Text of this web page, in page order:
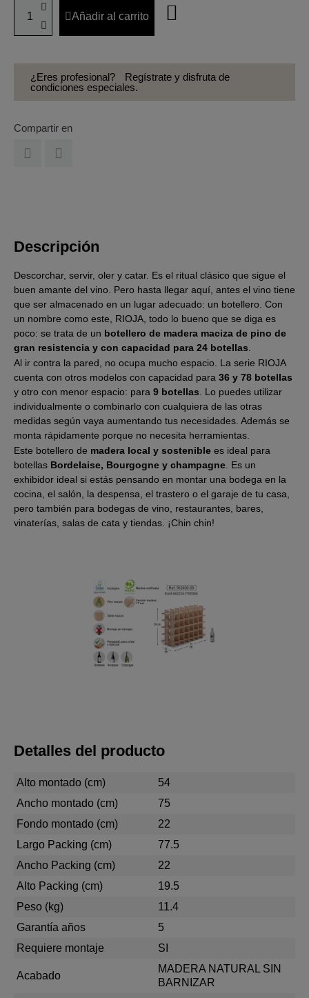
Añadir al carrito
¿Eres profesional?
Regístrate y disfruta de
condiciones especiales.
Compartir en
Descripción
Descorchar, servir, oler y catar. Es el ritual clásico que sigue el
buen amante del vino. Pero hasta llegar aquí, antes el vino tiene
que ser almacenado en un lugar adecuado: un botellero. Con
un nombre como este, RIOJA, todo lo bueno que se diga es
poco: se trata de un botellero de madera maciza de pino de
gran resistencia y con capacidad para 24 botellas
Al ir contra la pared, no ocupa mucho espacio. La serie RIOJA
cuenta con otros modelos con capacidad para 36 y 78 botellas
y otro con menor espacio: para 9 botellas . Lo puedes utilizar
individualmente o combinarlo con cualquiera de las otras
medidas según vaya aumentando tus necesidades. Además se
monta rápidamente porque no necesita herramientas.
Este botellero de madera local y sostenible es ideal para
botellas Bordelaise, Bourgogne y champagne . Es un
exhibidor ideal si estás pensando en montar una bodega en la
cocina, el salón, la despensa, el trastero o el garaje de tu casa,
pero también para bodegas de vino, restaurantes, bares,
vinaterías, salas de cata y tiendas. ¡Chin chin!
Detalles del producto
Alto montado (cm)
54
Ancho montado (cm)
75
Fondo montado (cm)
22
Largo Packing (cm)
77.5
Ancho Packing (cm)
22
Alto Packing (cm)
19.5
Peso (kg)
11.4
Garantía años
5
Requiere montaje
SI
Acabado
MADERA NATURAL SIN
BARNIZAR